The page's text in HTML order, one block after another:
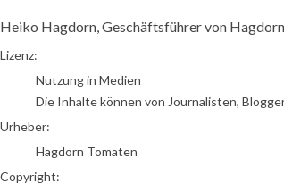
Heiko Hagdorn, Geschäftsführer von
Hagdorn Tomaten
Lizenz:
Nutzung in Medien
Die Inhalte können von Journalisten,
Urheber:
Hagdorn Tomaten
Copyright: